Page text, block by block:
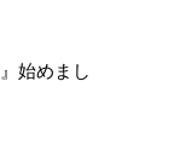
』始めまし